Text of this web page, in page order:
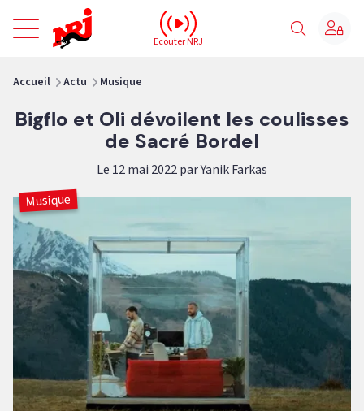
NRJ - Accueil
Ecouter NRJ
Accueil Actu Musique
Bigflo et Oli dévoilent les coulisses
de Sacré Bordel
Le 12 mai 2022 par Yanik Farkas
Musique